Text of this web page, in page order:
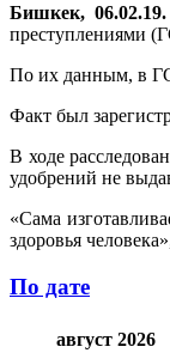
Бишкек,
преступлениями
По их данным, в
Факт был
В ходе
удобрений не
«Сама
здоровья
По дате
август 2026